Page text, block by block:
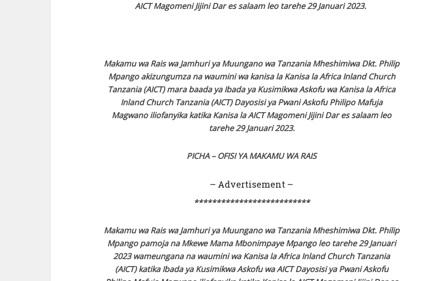
AICT Magomeni Jijini Dar es salaam leo tarehe 29 Januari 2023.
Makamu wa Rais wa Jamhuri ya Muungano wa Tanzania Mheshimiwa Dkt. Philip
Mpango akizungumza na waumini wa kanisa la Kanisa la Africa Inland Church
Tanzania (AICT) mara baada ya Ibada ya Kusimikwa Askofu wa Kanisa la Africa
Inland Church Tanzania (AICT) Dayosisi ya Pwani Askofu Philipo Mafuja
Magwano iliofanyika katika Kanisa la AICT Magomeni Jijini Dar es salaam leo
tarehe 29 Januari 2023.
PICHA – OFISI YA MAKAMU WA RAIS
– Advertisement –
**************************
Makamu wa Rais wa Jamhuri ya Muungano wa Tanzania Mheshimiwa Dkt. Philip
Mpango pamoja na Mkewe Mama Mbonimpaye Mpango leo tarehe 29 Januari
2023 wameungana na waumini wa Kanisa la Africa Inland Church Tanzania
(AICT) katika Ibada ya Kusimikwa Askofu wa AICT Dayosisi ya Pwani Askofu